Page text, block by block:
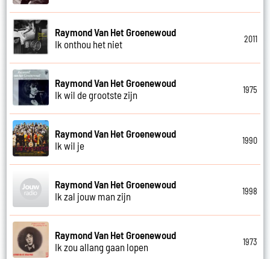
Raymond Van Het Groenewoud
Ik onthou het niet
2011
Raymond Van Het Groenewoud
Ik wil de grootste zijn
1975
Raymond Van Het Groenewoud
Ik wil je
1990
Raymond Van Het Groenewoud
Ik zal jouw man zijn
1998
Raymond Van Het Groenewoud
Ik zou allang gaan lopen
1973